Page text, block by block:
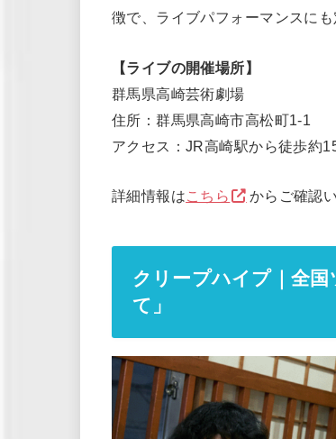
徴で、ライブパフォーマンスにも
【ライブの開催場所】
群馬県高崎芸術劇場
住所：群馬県高崎市高松町1-1
アクセス：JR高崎駅から徒歩約
詳細情報はこちら からご確認
クリープハイプ｜全
て」